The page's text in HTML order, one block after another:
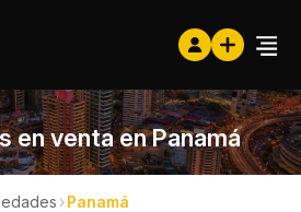
en venta en Panamá
›Panamá